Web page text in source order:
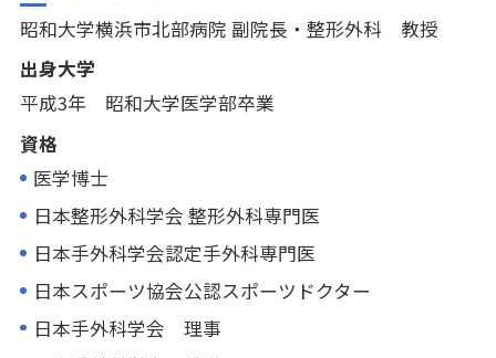
昭和大学横浜市北部病院 副院長・整形外科 教授
出身大学
平成3年 昭和大学医学部卒業
資格
医学博士
日本整形外科学会 整形外科専門医
日本手外科学会認定手外科専門医
日本スポーツ協会公認スポーツドクター
日本手外科学会 理事